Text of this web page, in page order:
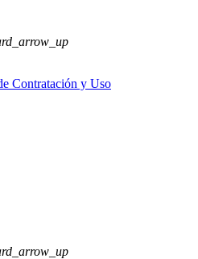
Contratación y Uso